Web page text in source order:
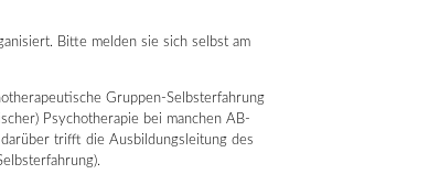
Bitte melden sie sich selbst am
Gruppen-Selbsterfahrung
Psychotherapie bei manchen AB-
trifft die Ausbildungsleitung des